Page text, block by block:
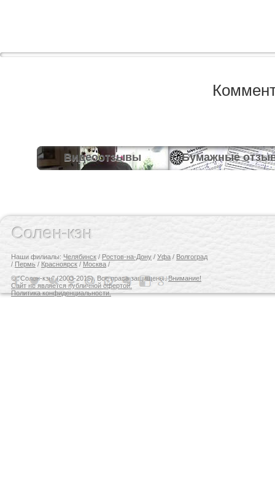
Видеоотзывы Бумажные
Солен-кзн
Наши филиалы: Челябинск / Ростов-на-Дону / Уфа / Волгоград
/ Пермь / Красноярск / Москва /
© "Солен-кзн" (2003-2015). Все права защищены.Внимание!
Сайт не является публичной офертой.
Политика конфиденциальности.